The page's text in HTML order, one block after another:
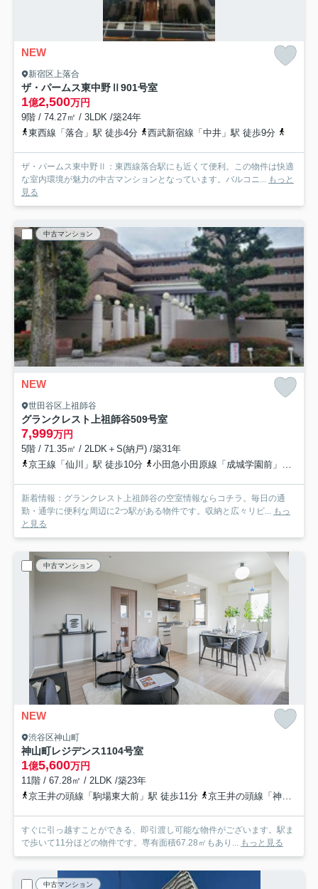
NEW
新宿区上落合
ザ・パームス東中野Ⅱ 901号室
1億2,500万円
9階 / 74.27㎡ / 3LDK /築24年
東西線「落合」駅 徒歩4分
西武新宿線「中井」駅 徒歩9分
ザ・パームス東中野Ⅱ：東西線落合駅にも近くて便利。この物件は快適
な室内環境が魅力の中古マンションとなっています。バルコニ... もっと
見る
中古マンション
NEW
世田谷区上祖師谷
グランクレスト上祖師谷509号室
7,999万円
5階 / 71.35㎡ / 2LDK＋S(納戸) /築31年
京王線「仙川」駅 徒歩10分
小田急小田原線「成城学園前」駅 徒歩33分
新着情報：グランクレスト上祖師谷の空室情報ならコチラ。毎日の通
勤・通学に便利な周辺に2つ駅がある物件です。収納と広々リビ... もっ
と見る
中古マンション
NEW
渋谷区神山町
神山町レジデンス1104号室
1億5,600万円
11階 / 67.28㎡ / 2LDK /築23年
京王井の頭線「駒場東大前」駅 徒歩11分
京王井の頭線「神泉」駅 徒歩13分
すぐに引っ越すことができる、即引渡し可能な物件がございます。駅ま
で歩いて11分ほどの物件です。専有面積67.28㎡もあり... もっと見る
中古マンション